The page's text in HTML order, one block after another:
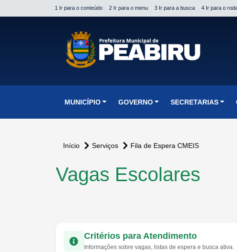
1 Ir para o conteúdo 2 Ir para o menu 3 Ir para a busca 4 Ir para o
MUNICÍPIO
GOVERNO SECRETARIAS
Início Serviços Fila de Espera CMEIS
Vagas Escolares
Critérios para Atendimento
Informações sobre vagas, listas de espera e busca ativa.